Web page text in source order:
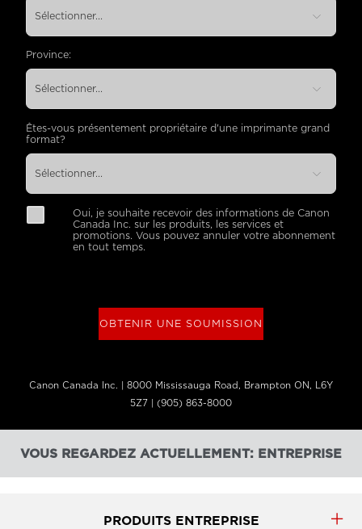
Province:
Êtes-vous présentement propriétaire d'une imprimante grand
format?
Oui, je souhaite recevoir des informations de Canon
Canada Inc. sur les produits, les services et
promotions. Vous pouvez annuler votre abonnement
en tout temps.
OBTENIR UNE SOUMISSION
Canon Canada Inc. | 8000 Mississauga Road, Brampton ON, L6Y
5Z7 | (905) 863-8000
VOUS REGARDEZ ACTUELLEMENT: ENTREPRISE
PRODUITS ENTREPRISE